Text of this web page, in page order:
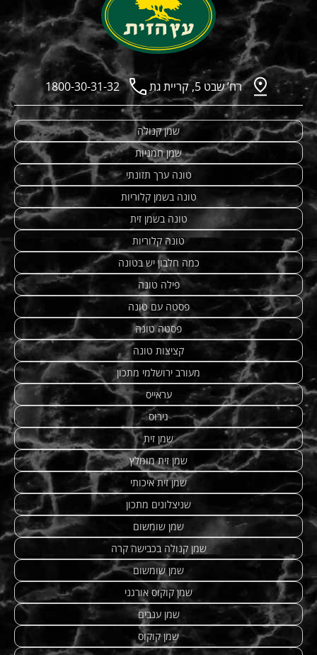
רח’ שבט 5, קריית גת 1800-30-31-32
שמן קנולה
שמן חמניות
טונה ערך תזונתי
טונה בשמן קלוריות
טונה בשמן זית
טונה קלוריות
כמה חלבון יש בטונה
פילה טונה
פסטה עם טונה
פסטה טונה
קציצות טונה
מעורב ירושלמי מתכון
עראייס
גירוס
שמן זית
שמן זית מומלץ
שמן זית איכותי
שניצלונים מתכון
שמן שומשום
שמן קנולה בכבישה קרה
שמן שומשום
שמן קוקוס אורגני
שמן ענבים
שמן קוקוס